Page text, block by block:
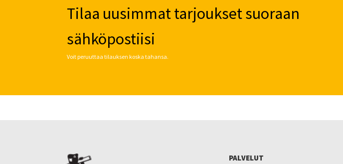
Tilaa uusimmat tarjoukset suoraan
sähköpostiisi
Voit peruuttaa tilauksen koska tahansa.
PALVELUT